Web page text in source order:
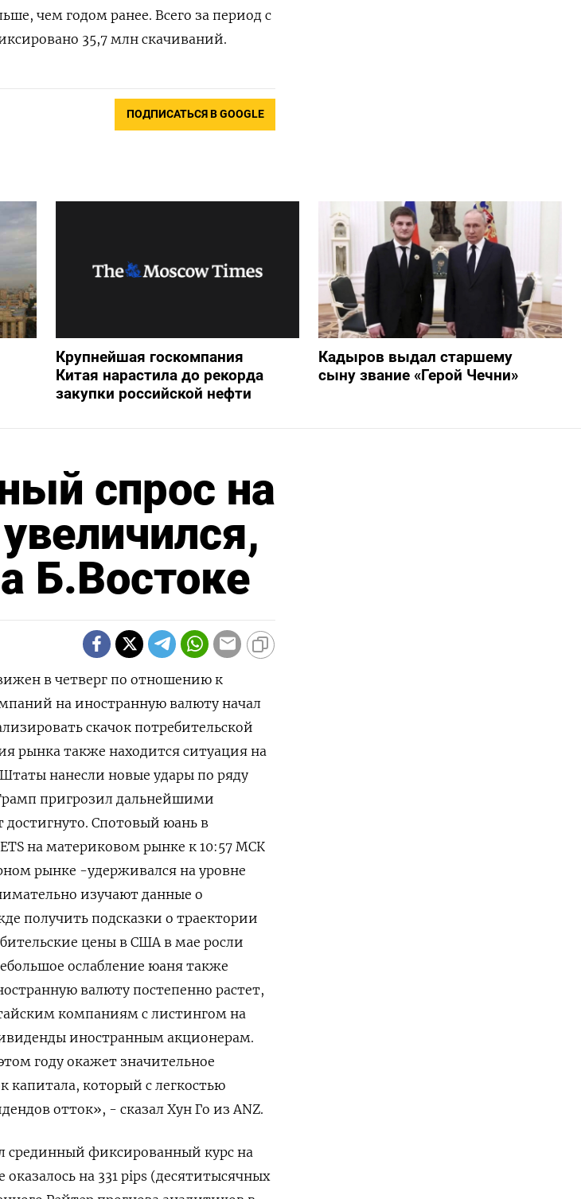
чем годом ранее. Всего за период с
35,7 млн скачиваний.
ПОДПИСАТЬСЯ В GOOGLE
Крупнейшая госкомпания
Китая нарастила до рекорда
закупки российской нефти
Кадыров выдал старшему
сыну звание «Герой Чечни»
спрос на
Б.Востоке
в четверг по отношению к
на иностранную валюту начал
скачок потребительской
рынка также находится ситуация на
нанесли ​новые удары ​по ряду
пригрозил дальнейшими
достигнуто. Спотовый юань в
на материковом ​рынке к 10:57 МСК
рынке -удерживался на уровне
изучают данные о
получить подсказки о траектории
цены в США в мае росли
ослабление ‌юаня также
валюту ​постепенно растет,
компаниям с листингом на
иностранным акционерам.
году окажет значительное
капитала, который с легкостью
отток», - ⁠сказал Хун Го из ANZ.
срединный фиксированный курс ‌на
‌на 331 pips (десятитысячных